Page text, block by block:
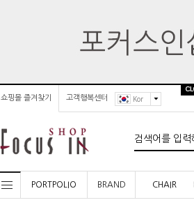
쇼핑몰 즐겨찾기 고객행복센터 Kor
PORTPOLIO BRAND CHAIR